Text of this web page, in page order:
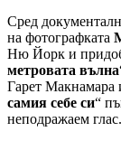
Сред
на фотографката
Ню Йорк и
метровата вълна
Гарет Макнамара
самия себе си“
неподражаем глас.